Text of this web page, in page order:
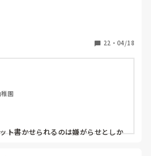
も
て書き込むようにと。
させられること多数
れて辛いです
22 ・ 04/18
園
ト書かせられるのは嫌がらせとしか